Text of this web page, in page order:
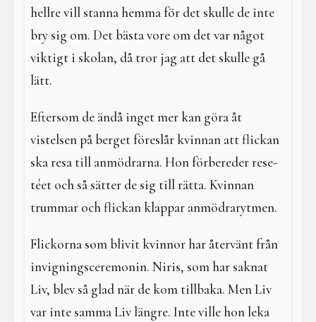
hellre vill stanna hemma för det skulle de inte
bry sig om. Det bästa vore om det var något
viktigt i skolan, då tror jag att det skulle gå
lätt.
Eftersom de ändå inget mer kan göra åt
vistelsen på berget föreslår kvinnan att flickan
ska resa till anmödrarna. Hon förbereder rese-
téet och så sätter de sig till rätta. Kvinnan
trummar och flickan klappar anmödrarytmen.
Flickorna som blivit kvinnor har återvänt från
invigningsceremonin. Niris, som har saknat
Liv, blev så glad när de kom tillbaka. Men Liv
var inte samma Liv längre. Inte ville hon leka